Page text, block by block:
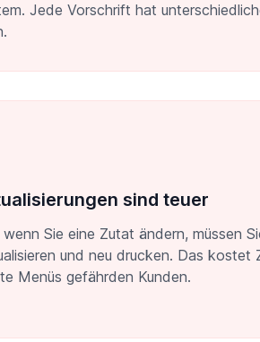
Jede Vorschrift hat
sind teuer
Sie eine Zutat ändern, müssen
und neu drucken. Das kostet
Menüs gefährden Kunden.